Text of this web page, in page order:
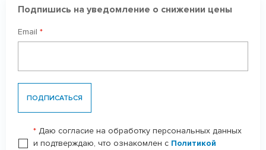
Подпишись на уведомление о снижении цены
Email *
ПОДПИСАТЬСЯ
* Даю согласие на обработку персональных данных
и подтверждаю, что ознакомлен с Политикой